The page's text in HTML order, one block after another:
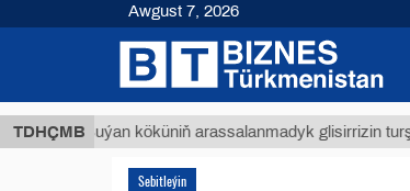
TDHÇMB
Buýan köküniň arassalanmadyk glisirrizin turşusy (t.)
Sebitleýin
Awgust 7, 2026